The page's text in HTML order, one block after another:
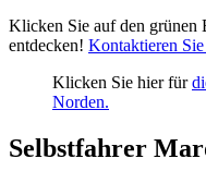
Klicken Sie auf den grünen
entdecken! Kontaktieren
Klicken Sie hier für
Norden.
Selbstfahrer